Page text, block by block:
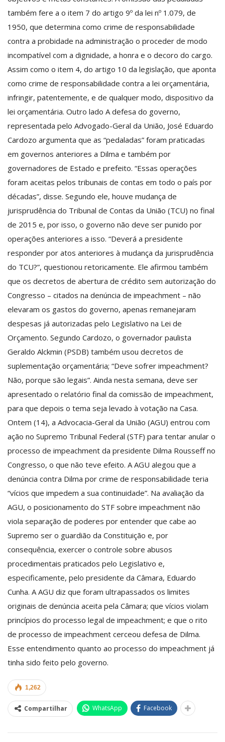
também fere a o item 7 do artigo 9º da lei nº 1.079, de
1950, que determina como crime de responsabilidade
contra a probidade na administração o proceder de modo
incompatível com a dignidade, a honra e o decoro do cargo.
Assim como o item 4, do artigo 10 da legislação, que aponta
como crime de responsabilidade contra a lei orçamentária,
infringir, patentemente, e de qualquer modo, dispositivo da
lei orçamentária. Outro lado A defesa do governo,
representada pelo Advogado-Geral da União, José Eduardo
Cardozo argumenta que as “pedaladas” foram praticadas
em governos anteriores a Dilma e também por
governadores de Estado e prefeito. “Essas operações
foram aceitas pelos tribunais de contas em todo o país por
décadas”, disse. Segundo ele, houve mudança de
jurisprudência do Tribunal de Contas da União (TCU) no final
de 2015 e, por isso, o governo não deve ser punido por
operações anteriores a isso. “Deverá a presidente
responder por atos anteriores à mudança da jurisprudência
do TCU?”, questionou retoricamente. Ele afirmou também
que os decretos de abertura de crédito sem autorização do
Congresso – citados na denúncia de‪ ‎impeachment – não
elevaram os gastos do governo, apenas remanejaram
despesas já autorizadas pelo Legislativo na Lei de
Orçamento. Segundo Cardozo, o governador paulista
Geraldo Alckmin (PSDB) também usou decretos de
suplementação orçamentária; “Deve sofrer impeachment?
Não, porque são legais”. Ainda nesta semana, deve ser
apresentado o relatório final da comissão de impeachment,
para que depois o tema seja levado à votação na Casa.
Ontem (14), a Advocacia-Geral da União (AGU) entrou com
ação no Supremo Tribunal Federal (STF) para tentar anular o
processo de impeachment da presidente Dilma Rousseff no
Congresso, o que não teve efeito. A AGU alegou que a
denúncia contra Dilma por crime de responsabilidade teria
“vícios que impedem a sua continuidade”. Na avaliação da
AGU, o posicionamento do STF sobre impeachment não
viola separação de poderes por entender que cabe ao
Supremo ser o guardião da Constituição e, por
consequência, exercer o controle sobre abusos
procedimentais praticados pelo Legislativo e,
especificamente, pelo presidente da Câmara, Eduardo
Cunha. A AGU diz que foram ultrapassados os limites
originais de denúncia aceita pela Câmara; que vícios violam
princípios do processo legal de impeachment; e que o rito
de processo de impeachment cerceou defesa de Dilma.
Esse entendimento quanto ao processo do impeachment já
tinha sido feito pelo governo.
1,262
Compartilhar WhatsApp Facebook